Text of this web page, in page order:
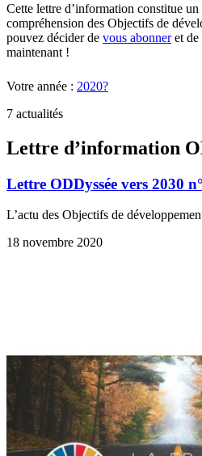
Cette lettre d’information constitue
compréhension des Objectifs de
pouvez décider de vous abonneret de
maintenant !
Votre année : 2020?
7 actualités
Lettre d’information
Lettre ODDyssée vers 2030
L’actu des Objectifs de
18 novembre 2020